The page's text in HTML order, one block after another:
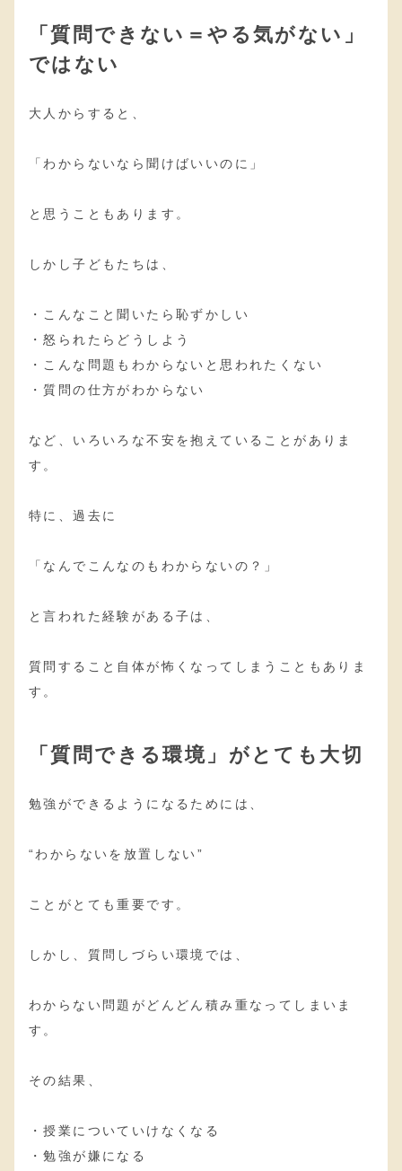
「質問できない＝やる気がない」
ではない
大人からすると、
「わからないなら聞けばいいのに」
と思うこともあります。
しかし子どもたちは、
・こんなこと聞いたら恥ずかしい
・怒られたらどうしよう
・こんな問題もわからないと思われたくない
・質問の仕方がわからない
など、いろいろな不安を抱えていることがありま
す。
特に、過去に
「なんでこんなのもわからないの？」
と言われた経験がある子は、
質問すること自体が怖くなってしまうこともありま
す。
「質問できる環境」がとても大切
勉強ができるようになるためには、
“わからないを放置しない”
ことがとても重要です。
しかし、質問しづらい環境では、
わからない問題がどんどん積み重なってしまいま
す。
その結果、
・授業についていけなくなる
・勉強が嫌になる